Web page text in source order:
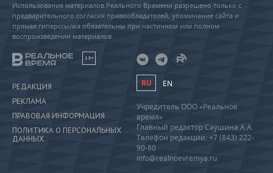
Использование материалов Реального Времени разрешено только с
предварительного согласия правообладателей, упоминание сайта и
прямая гиперссылка обязательны при частичном или полном
воспроизведении материалов.
18+
РЕДАКЦИЯ
РЕКЛАМА
ПРАВОВАЯ ИНФОРМАЦИЯ
ПОЛИТИКА О ПЕРСОНАЛЬНЫХ
ДАННЫХ
RU EN
Учредитель ООО «Реальное
время»
Главный редактор Саушина А.А.
Телефон редакции: +7 (843) 222-
90-80
info@realnoevremya.ru